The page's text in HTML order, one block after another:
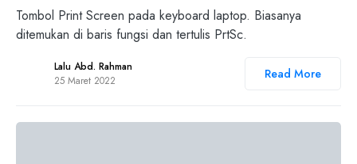
Tombol Print Screen pada keyboard laptop. Biasanya
ditemukan di baris fungsi dan tertulis PrtSc.
Lalu Abd. Rahman
25 Maret 2022
Read More